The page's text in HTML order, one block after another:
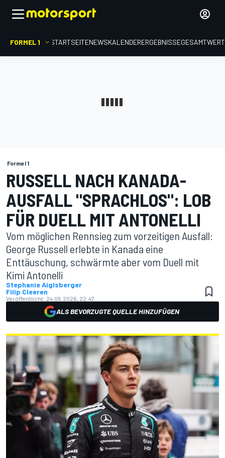
FORMEL 1 STARTSEITENEWSKALENDERERGEBNISSE
Formel 1
RUSSELL NACH KANADA-
AUSFALL "SPRACHLOS": LOB
FÜR DUELL MIT ANTONELLI
Vom möglichen Rennsieg zum vorzeitigen Ausfall:
George Russell erlebte in Kanada eine
Enttäuschung, schwärmte aber vom Duell mit
Kimi Antonelli
Stephanie Aiglsberger
Filip Cleeren
Veröffentlicht: 24.05.2026, 22:47
ALS BEVORZUGTE QUELLE HINZUFÜGEN